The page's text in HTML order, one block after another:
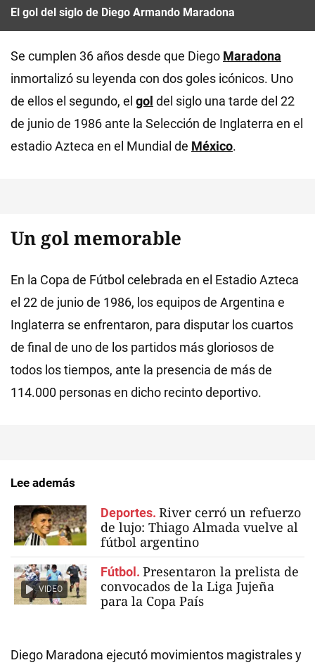
El gol del siglo de Diego Armando Maradona
Se cumplen 36 años desde que Diego Maradona
inmortalizó su leyenda con dos goles icónicos. Uno
de ellos el segundo, el gol del siglo una tarde del 22
de junio de 1986 ante la Selección de Inglaterra en el
estadio Azteca en el Mundial de México.
Un gol memorable
En la Copa de Fútbol celebrada en el Estadio Azteca
el 22 de junio de 1986, los equipos de Argentina e
Inglaterra se enfrentaron, para disputar los cuartos
de final de uno de los partidos más gloriosos de
todos los tiempos, ante la presencia de más de
114.000 personas en dicho recinto deportivo.
Lee además
Deportes. River cerró un refuerzo
de lujo: Thiago Almada vuelve al
fútbol argentino
VIDEO
Fútbol. Presentaron la prelista de
convocados de la Liga Jujeña
para la Copa País
Diego Maradona ejecutó movimientos magistrales y